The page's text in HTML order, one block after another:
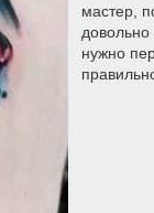
мастер,
нужно